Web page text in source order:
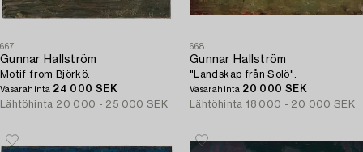
667
Gunnar Hallström
Motif from Björkö.
Vasarahinta 24 000 SEK
Lähtöhinta 20 000 - 25 000 SEK
668
Gunnar Hallström
"Landskap från Solö".
Vasarahinta 20 000 SEK
Lähtöhinta 18 000 - 20 000 SEK